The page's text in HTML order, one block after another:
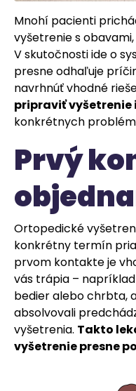
Mnohí pacienti
vyšetrenie s
V skutočnosti ide o
presne odhaľuje
navrhnúť vhodné
pripraviť
konkrétnych
Prvý
Ortopedické
konkrétny termín
prvom kontakte je
vás trápia –
bedier alebo chrbta,
absolvovali
vyšetrenia. Takto
vyšetrenie presne